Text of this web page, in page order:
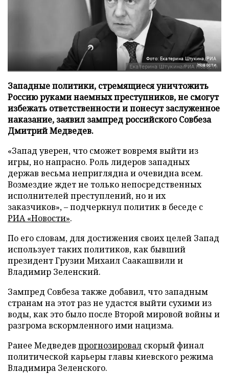
Фото: Екатерина Штукина/РИА
Новости
Западные политики, стремящиеся уничтожить
Россию руками наемных преступников, не смогут
избежать ответственности и понесут заслуженное
наказание, заявил зампред российского Совбеза
Дмитрий Медведев.
«Запад уверен, что сможет вовремя выйти из
игры, но напрасно. Роль лидеров западных
держав весьма неприглядна и очевидна всем.
Возмездие ждет не только непосредственных
исполнителей преступлений, но и их
заказчиков», – подчеркнул политик в беседе с
РИА «Новости».
По его словам, для достижения своих целей Запад
использует таких политиков, как бывший
президент Грузии Михаил Саакашвили и
Владимир Зеленский.
Зампред Совбеза также добавил, что западным
странам на этот раз не удастся выйти сухими из
воды, как это было после Второй мировой войны и
разгрома вскормленного ими нацизма.
Ранее Медведев прогнозировал скорый финал
политической карьеры главы киевского режима
Владимира Зеленского.